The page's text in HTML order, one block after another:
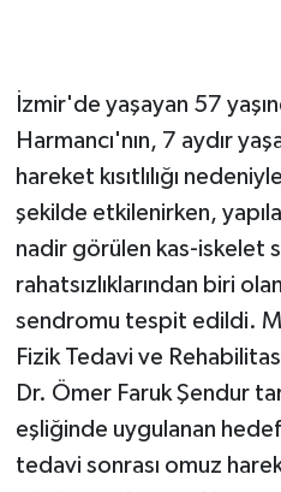
İzmir'de yaşayan 57
Harmancı'nın, 7 aydır
hareket kısıtlılığı
şekilde etkilenirken,
nadir görülen kas-iskelet
rahatsızlıklarından biri
sendromu tespit edildi.
Fizik Tedavi ve
Dr. Ömer Faruk Şendur
eşliğinde uygulanan
tedavi sonrası omuz
Jandarma
Kadın
KÜLTÜR SANAT
MAGAZİN
Otomobil
POLİTİKA